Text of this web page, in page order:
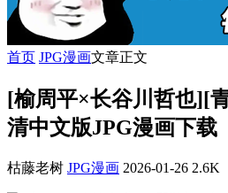
首页 JPG漫画文章正文
[榆周平×长谷川哲也][
清中文版JPG漫画下载
枯藤老树 JPG漫画 2026-01-26 2.6K